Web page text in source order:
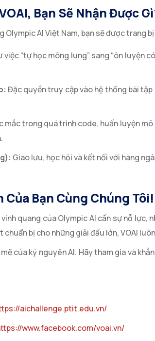
Bạn Sẽ Nhận Được
Olympic AI Việt Nam, bạn sẽ được trang
việc “tự học mông lung” sang “ôn luyện
Đặc quyền truy cập vào hệ thống bài
mắc trong quá trình code, huấn luyện
Giao lưu, học hỏi và kết nối với hàng
Của Bạn Cùng Chúng Tôi!
quang của Olympic AI cần sự nỗ lực,
bị cho những giải đấu lớn, VOAI
của kỷ nguyên AI. Hãy tham gia và
aichallenge.ptit.edu.vn/
www.facebook.com/voai.vn/